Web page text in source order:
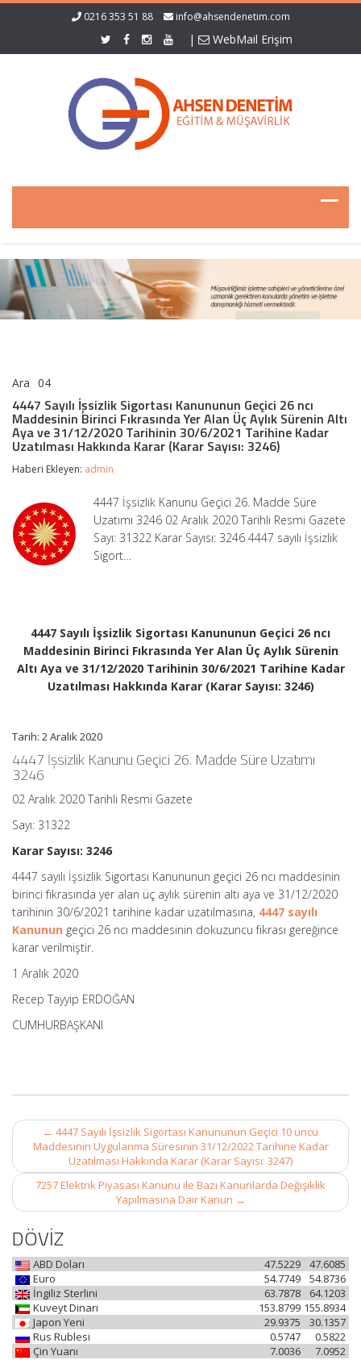
0216 353 51 88 info@ahsendenetim.com
| WebMail Erişim
Ara 04
Sayılı
İşsizlik
Sigortası
Kanununun
Geçici
26
Birinci
Fıkrasında
Yer
Alan
ve
31/12/2020
Tarihinin
30/6/2021
Tarihine
Karar
(Karar
Sayısı:
için
4447 Sayılı İşsizlik Sigortası Kanununun Geçici 26 ncı
Maddesinin Birinci Fıkrasında Yer Alan Üç Aylık Sürenin Altı
Aya ve 31/12/2020 Tarihinin 30/6/2021 Tarihine Kadar
Uzatılması Hakkında Karar (Karar Sayısı: 3246)
Haberi Ekleyen: admin
4447 İşsizlik Kanunu Geçici 26. Madde Süre
Uzatımı 3246 02 Aralık 2020 Tarihli Resmi Gazete
Sayı: 31322 Karar Sayısı: 3246 4447 sayılı İşsizlik
Sigort…
4447 Sayılı İşsizlik Sigortası Kanununun Geçici 26 ncı
Maddesinin Birinci Fıkrasında Yer Alan Üç Aylık Sürenin
Altı Aya ve 31/12/2020 Tarihinin 30/6/2021 Tarihine Kadar
Uzatılması Hakkında Karar (Karar Sayısı: 3246)
Tarih: 2 Aralık 2020
4447 İşsizlik Kanunu Geçici 26. Madde Süre Uzatımı
3246
02 Aralık 2020 Tarihli Resmi Gazete
Sayı: 31322
Karar Sayısı: 3246
4447 sayılı İşsizlik Sigortası Kanununun geçici 26 ncı maddesinin
birinci fıkrasında yer alan üç aylık sürenin altı aya ve 31/12/2020
tarihinin 30/6/2021 tarihine kadar uzatılmasına, 4447 sayılı
Kanunun geçici 26 ncı maddesinin dokuzuncu fıkrası gereğince
karar verilmiştir.
1 Aralık 2020
Recep Tayyip ERDOĞAN
CUMHURBAŞKANI
Post
navigation
← 4447 Sayılı İşsizlik Sigortası Kanununun Geçici 10 uncu
Maddesinin Uygulanma Süresinin 31/12/2022 Tarihine Kadar
Uzatılması Hakkında Karar (Karar Sayısı: 3247)
7257 Elektrik Piyasası Kanunu ile Bazı Kanunlarda Değişiklik
Yapılmasına Dair Kanun →
DÖVİZ
ABD Doları 47.6085
47.5229
Euro
54.8736
54.7749
İngiliz Sterlini
64.1203
63.7878
Kuveyt Dinarı
155.8934
153.8799
Japon Yeni
30.1357
29.9375
Rus Rublesi
0.5822
0.5747
Çin Yuanı
7.0952
7.0036